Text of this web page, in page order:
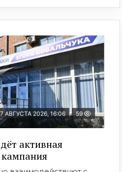
7 АВГУСТА 2026, 16:06 59
активная
кампания